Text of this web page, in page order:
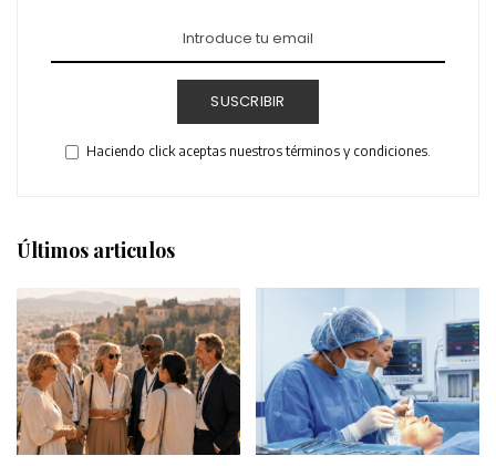
SUSCRIBIR
Haciendo click aceptas nuestros términos y condiciones.
Últimos articulos